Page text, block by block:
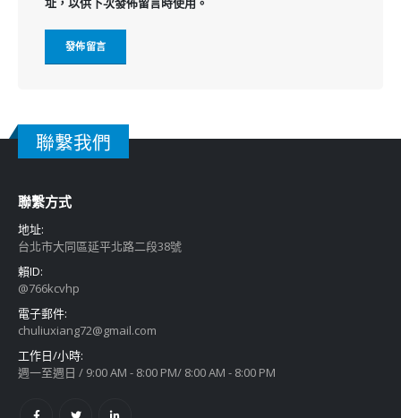
聯繫我們
聯繫方式
地址:
台北市大同區延平北路二段38號
賴ID:
@766kcvhp
電子郵件:
chuliuxiang72@gmail.com
工作日/小時:
週一至週日 / 9:00 AM - 8:00 PM/ 8:00 AM - 8:00 PM